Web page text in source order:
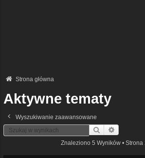
Strona główna
Aktywne tematy
Wyszukiwanie zaawansowane
Szukaj
Znaleziono 5 Wyników • Strona